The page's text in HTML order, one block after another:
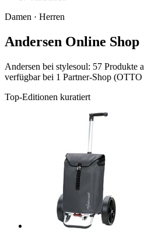
Damen · Herren
Andersen Online Shop
Andersen bei stylesoul: 57 Produkte
verfügbar bei 1 Partner-Shop
Top-Editionen kuratiert